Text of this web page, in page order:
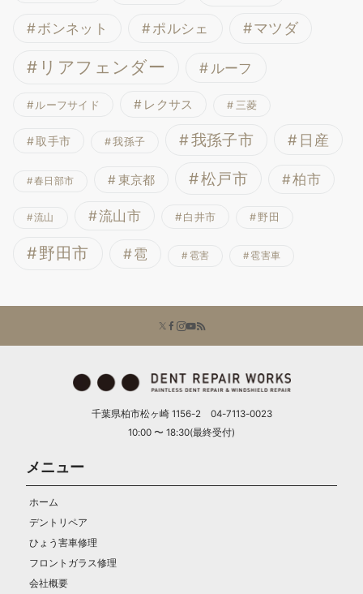
ボンネット ポルシェ マツダ
リアフェンダー ルーフ
ルーフサイド レクサス 三菱
取手市 我孫子 我孫子市 日産
春日部市 東京都 松戸市 柏市
流山 流山市 白井市 野田
野田市 雹 雹害 雹害車
千葉県柏市松ヶ崎 1156-2 04-7113-0023
10:00 〜 18:30(最終受付)
メニュー
ホーム
デントリペア
ひょう害車修理
フロントガラス修理
会社概要